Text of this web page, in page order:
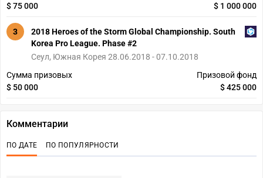
$ 75 000
$ 1 000 000
3
2018 Heroes of the Storm Global Championship. South
Korea Pro League. Phase #2
Сеул, Южная Корея 28.06.2018 - 07.10.2018
Сумма призовых
$ 50 000
Призовой фонд
$ 425 000
Комментарии
ПО ДАТЕ ПО ПОПУЛЯРНОСТИ